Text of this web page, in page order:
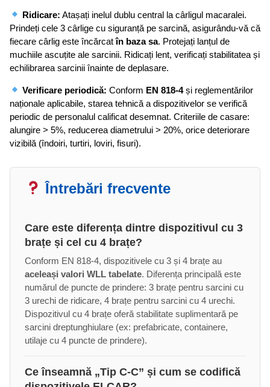
Ridicare: Atașați inelul dublu central la cârligul macaralei.
Prindeți cele 3 cârlige cu siguranță pe sarcină, asigurându-vă că
fiecare cârlig este încărcatîn baza sa. Protejați lanțul de
muchiile ascuțite ale sarcinii. Ridicați lent, verificați stabilitatea și
echilibrarea sarcinii înainte de deplasare.
Verificare periodică: Conform EN 818-4și reglementărilor
naționale aplicabile, starea tehnică a dispozitivelor se verifică
periodic de personalul calificat desemnat. Criteriile de casare:
alungire > 5%, reducerea diametrului > 20%, orice deteriorare
vizibilă (îndoiri, turtiri, loviri, fisuri).
Întrebări frecvente
Care este diferența dintre dispozitivul cu 3
brațe și cel cu 4 brațe?
Conform EN 818-4, dispozitivele cu 3 și 4 brațe au
aceleași valori WLL tabelate. Diferența principală este
numărul de puncte de prindere: 3 brațe pentru sarcini cu
3 urechi de ridicare, 4 brațe pentru sarcini cu 4 urechi.
Dispozitivul cu 4 brațe oferă stabilitate suplimentară pe
sarcini dreptunghiulare (ex: prefabricate, containere,
utilaje cu 4 puncte de prindere).
Ce înseamnă „Tip C-C” și cum se codifică